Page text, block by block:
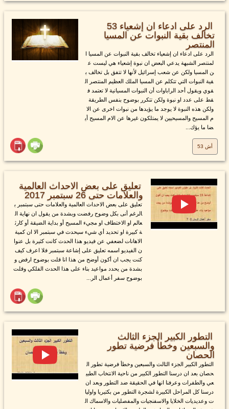
الرد على ادعاء ان إشعياء 53
تخالف بقية النبوات عن المسيا
المنتصر
الرد على ادعاء ان إشعياء تخالف بقية النبوات عن المسيا ا
لمنتصر الشبهة يدعي البعض ان نبوة إشعياء هي ليست ع
ن المسيا ولكن عن شعب إسرائيل لأنها لا تتفق بل تخالف ب
قية النبوات التي تتكلم عن المسيا الملك العظيم المنتصر ال
قوي ويقول أحد الراباوات أن النبوات المسيانية لا تعتمد ف
قط على عدد او نبوة ولكن تتكرر بوضوح بنفس الطريقة
ولكن هذه النبوة لا يوجد ما يؤيدها من نبوات اخرى عن الا
م المسيح والمسيحيين لا يمتلكون غيرها عن الام المسيح أي
ضا ما يؤك...
أش 53
تعليق على بعض الاحداث العالمية
والعلامات حتى 26 سبتمبر 2017
تعليق على بعض الاحداث العالمية والعلامات حتى سبتمبر ب
الرغم أنى بكل وضوح رفضت وبشدة من يقول ان نهاية ال
عالم او الاختطاف او مجيء المسيح أو بداية الضيقة أو كارث
ة كبيرة او تحديد أي شيء سيحدث في سبتمبر الا ان كمية
الاهانات لضعفي عن فيديو هذا الحدث كانت كثيرة بل عنوا
ن الفيديو اسمه تعليق على إشاعة سبتمبر فلا اعرف كيف
كنت يجب ان أكون أوضح من هذا انا قلت بوضوح ارفض و
بشدة من يحدد مواعيد بناء على هذا الحدث الفلكي وقلت
بوضوح سفر أعمال الر...
التطور الكبير الجزء الثالث
والسبعين وخطأ فرضية تطور
الحصان
التطور الكبير الجزء الثالث والسبعين وخطأ فرضية تطور ال
حصان بعد ان درسنا التطور الكبير من ناحية الانتخاب الطبي
عي والطفرات وعرفنا انها في الحقيقة ضد التطور وبعد ان
درسنا كل المراحل الكبيرة لشجرة التطور من بكتيريا واوليا
ت وعديديات الخلايا والاسفنجيات والمفصليات والاسماك ال